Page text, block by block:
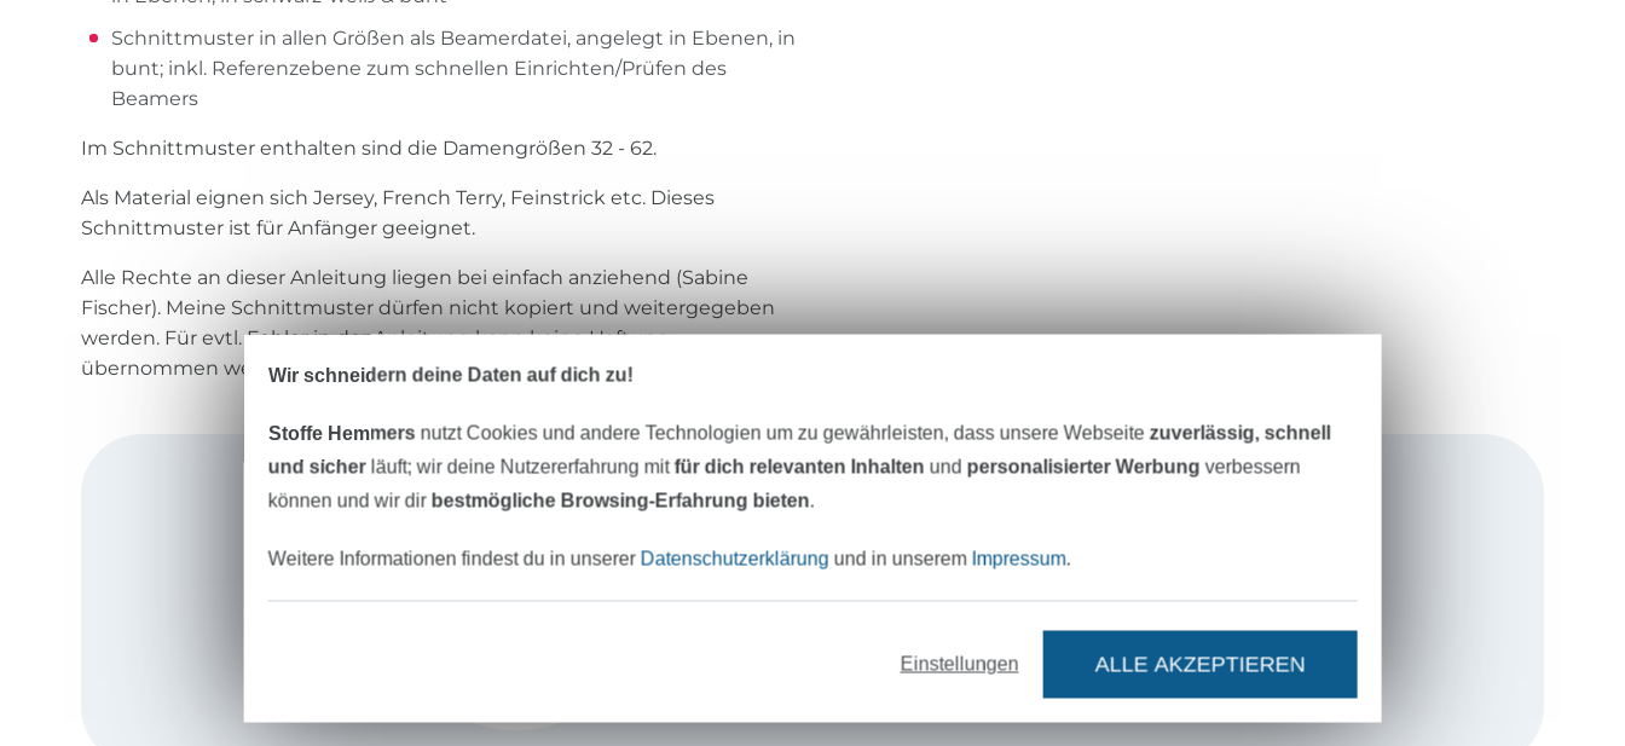
Schnittmuster in allen Größen als Beamerdatei, angelegt in Ebenen, in
bunt; inkl. Referenzebene zum schnellen Einrichten/Prüfen des
Beamers
Im Schnittmuster enthalten sind die Damengrößen 32 - 62.
Als Material eignen sich Jersey, French Terry, Feinstrick etc. Dieses
Schnittmuster ist für Anfänger geeignet.
Alle Rechte an dieser Anleitung liegen bei einfach anziehend (Sabine
Fischer). Meine Schnittmuster dürfen nicht kopiert und weitergegeben
werden. Für evtl. Fehler in der Anleitung kann keine Haftung
übernommen werden.
Einfach anziehend
Ich bin Sabine, gelernte Maßschneiderin und
Schnittdirektrice und das mit absoluter Leidenschaft. Ich
kann mir keinen schöneren Beruf vorstellen und möchte
mit meinen Schnittmustern auch andere Menschen vom
Ich entwerfe unter meinem Label"Einfach anziehend"
Wir schneidern deine Daten auf dich zu!
Stoffe Hemmers nutzt Cookies und andere Technologien um zu gewährleisten, dass unsere Webseitezuverlässig, schnell
und sicherläuft; wir deine Nutzererfahrung mitfür dich relevanten Inhalten und personalisierter Werbung verbessern
können und wir dir bestmögliche Browsing-Erfahrung bieten.
Weitere Informationen findest du in unserer Datenschutzerklärung und in unserem Impressum.
Einstellungen ALLE AKZEPTIEREN